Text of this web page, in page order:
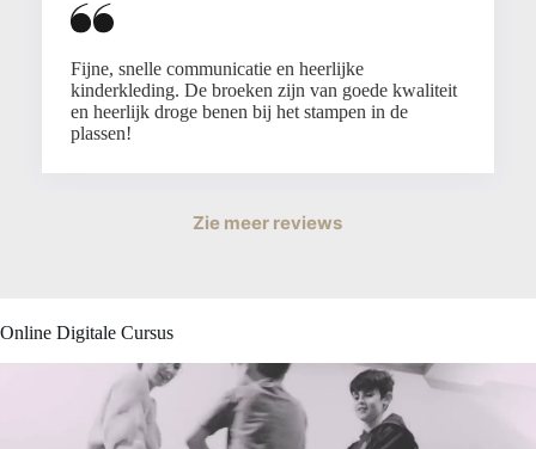
Fijne, snelle communicatie en heerlijke
kinderkleding. De broeken zijn van goede kwaliteit
en heerlijk droge benen bij het stampen in de
plassen!
Zie meer reviews
Online Digitale Cursus